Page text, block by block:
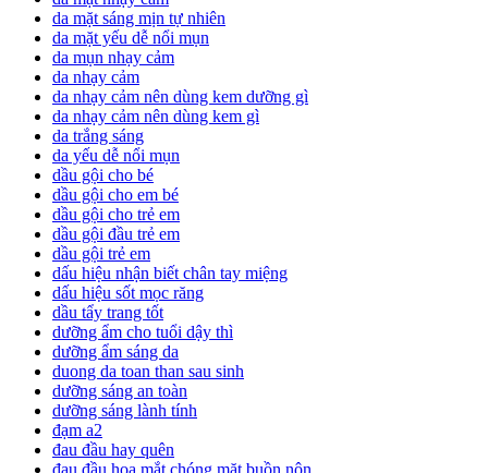
da mặt sáng mịn tự nhiên
da mặt yếu dễ nổi mụn
da mụn nhạy cảm
da nhạy cảm
da nhạy cảm nên dùng kem dưỡng gì
da nhạy cảm nên dùng kem gì
da trắng sáng
da yếu dễ nổi mụn
dầu gội cho bé
dầu gội cho em bé
dầu gội cho trẻ em
dầu gội đầu trẻ em
dầu gội trẻ em
dấu hiệu nhận biết chân tay miệng
dấu hiệu sốt mọc răng
dầu tẩy trang tốt
dưỡng ẩm cho tuổi dậy thì
dưỡng ẩm sáng da
duong da toan than sau sinh
dưỡng sáng an toàn
dưỡng sáng lành tính
đạm a2
đau đầu hay quên
đau đầu hoa mắt chóng mặt buồn nôn